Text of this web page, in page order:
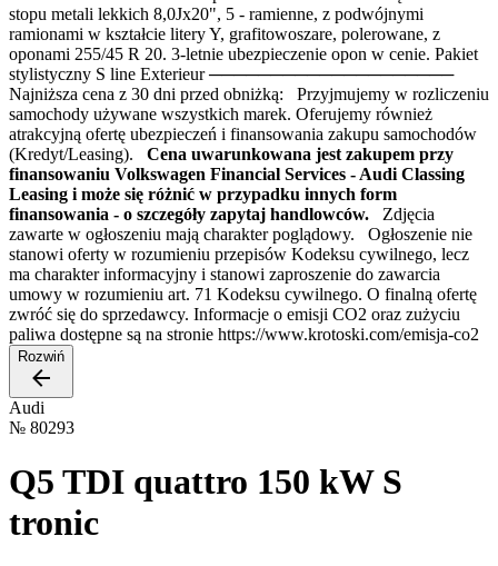
stopu metali lekkich 8,0Jx20", 5 - ramienne, z podwójnymi
ramionami w kształcie litery Y, grafitowoszare, polerowane, z
oponami 255/45 R 20. 3-letnie ubezpieczenie opon w cenie. Pakiet
stylistyczny S line Exterieur ────────────────────
Najniższa cena z 30 dni przed obniżką: Przyjmujemy w rozliczeniu
samochody używane wszystkich marek. Oferujemy również
atrakcyjną ofertę ubezpieczeń i finansowania zakupu samochodów
(Kredyt/Leasing). Cena uwarunkowana jest zakupem przy
finansowaniu Volkswagen Financial Services - Audi Classing
Leasing i może się różnić w przypadku innych form
finansowania - o szczegóły zapytaj handlowców. Zdjęcia
zawarte w ogłoszeniu mają charakter poglądowy. Ogłoszenie nie
stanowi oferty w rozumieniu przepisów Kodeksu cywilnego, lecz
ma charakter informacyjny i stanowi zaproszenie do zawarcia
umowy w rozumieniu art. 71 Kodeksu cywilnego. O finalną ofertę
zwróć się do sprzedawcy. Informacje o emisji CO2 oraz zużyciu
paliwa dostępne są na stronie https://www.krotoski.com/emisja-co2
Rozwiń
Audi
№ 80293
Q5 TDI quattro 150 kW S
tronic